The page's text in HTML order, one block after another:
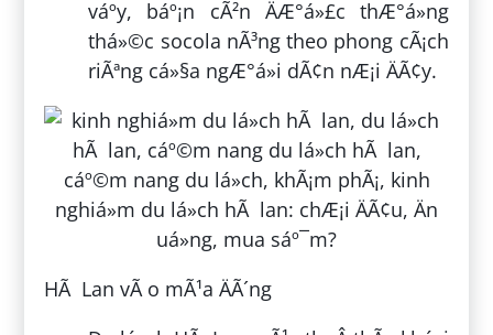
váº­y, báº¡n cÃ²n ÄÆ°á»£c thÆ°á»ng
thá»©c socola nÃ³ng theo phong cÃ¡ch
riÃªng cá»§a ngÆ°á»i dÃ¢n nÆ¡i ÄÃ¢y.
HÃ Lan vÃ o mÃ¹a ÄÃ´ng